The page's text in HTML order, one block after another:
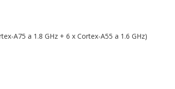
A75 a 1.8 GHz + 6 x Cortex-A55 a 1.6 GHz)